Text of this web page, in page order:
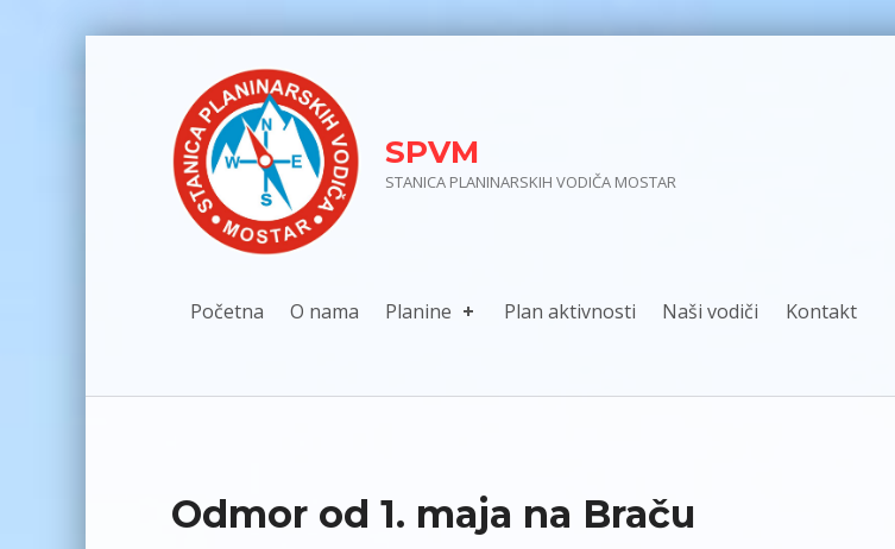
Skip to main navigation
Skip to main content
Skip to footer
SPVM
STANICA PLANINARSKIH VODIČA MOSTAR
Početna O nama Planine Plan aktivnosti Naši vodiči Kontakt
Odmor od 1. maja na Braču